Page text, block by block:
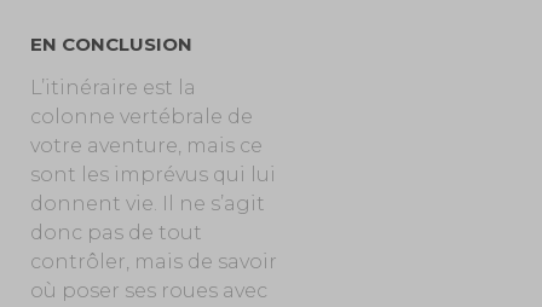
EN CONCLUSION
L’itinéraire est la
colonne vertébrale de
votre aventure, mais ce
sont les imprévus qui lui
donnent vie. Il ne s’agit
donc pas de tout
contrôler, mais de savoir
où poser ses roues avec